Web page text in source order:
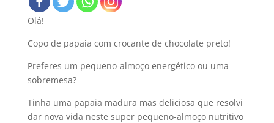
Olá!
Copo de papaia com crocante de chocolate preto!
Preferes um pequeno-almoço energético ou uma
sobremesa?
Tinha uma papaia madura mas deliciosa que resolvi
dar nova vida neste super pequeno-almoço nutritivo